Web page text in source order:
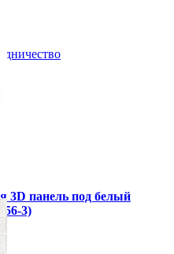
3D панель под белый
3)